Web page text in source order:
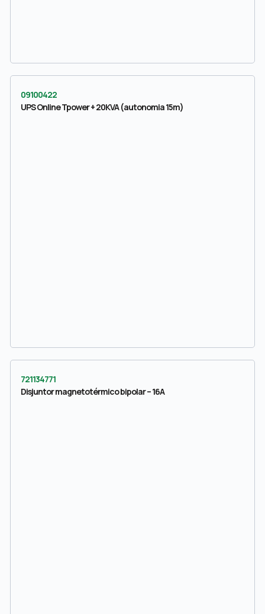
09100422
UPS Online Tpower + 20KVA (autonomia 15m)
721134771
Disjuntor magnetotérmico bipolar – 16A